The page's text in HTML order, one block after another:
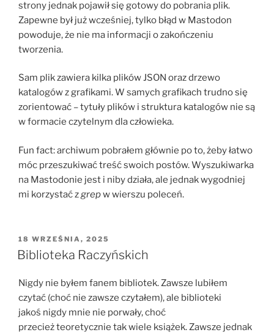
strony jednak pojawił się gotowy do pobrania plik.
Zapewne był już wcześniej, tylko błąd w Mastodon
powoduje, że nie ma informacji o zakończeniu
tworzenia.
Sam plik zawiera kilka plików JSON oraz drzewo
katalogów z grafikami. W samych grafikach trudno się
zorientować – tytuły plików i struktura katalogów nie są
w formacie czytelnym dla człowieka.
Fun fact: archiwum pobrałem głównie po to, żeby łatwo
móc przeszukiwać treść swoich postów. Wyszukiwarka
na Mastodonie jest i niby działa, ale jednak wygodniej
mi korzystać zgrepw wierszu poleceń.
OPUBLIKOWANE
W
18 WRZEŚNIA, 2025
Biblioteka Raczyńskich
Nigdy nie byłem fanem bibliotek. Zawsze lubiłem
czytać (choć nie zawsze czytałem), ale biblioteki
jakoś nigdy mnie nie porwały, choć
przecież teoretycznie tak wiele książek. Zawsze jednak